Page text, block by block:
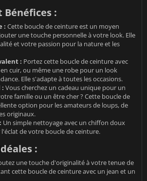
Bénéfices :
: Cette boucle de ceinture est un moyen
une touche personnelle à votre look. Elle
et votre passion pour la nature et les
: Portez cette boucle de ceinture avec
cuir, ou même une robe pour un look
Elle s'adapte à toutes les occasions.
: Vous cherchez un cadeau unique pour un
famille ou un être cher ? Cette boucle de
option pour les amateurs de loups, de
originaux.
Un simple nettoyage avec un chiffon doux
de votre boucle de ceinture.
:
une touche d'originalité à votre tenue de
cette boucle de ceinture avec un jean et un